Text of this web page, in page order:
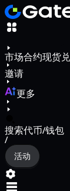
市场合约现货
邀请
更多
搜索代币/钱包
/
活动